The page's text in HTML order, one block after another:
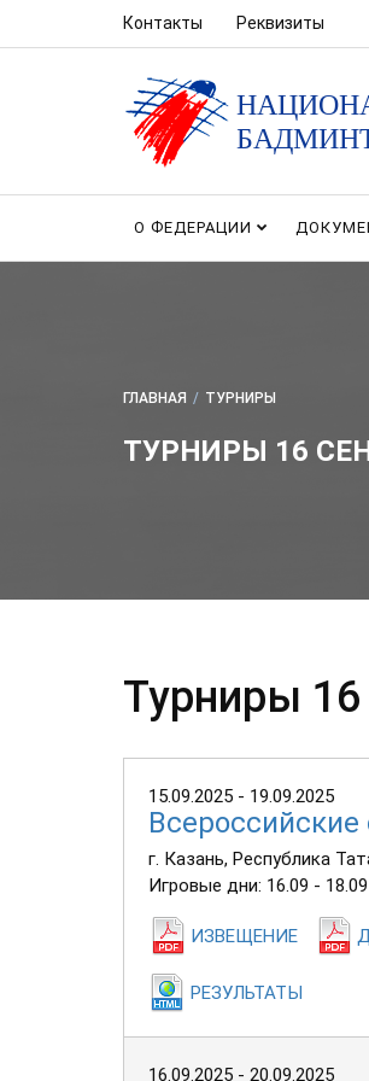
Контакты Реквизиты
О ФЕДЕРАЦИИ
ГЛАВНАЯ / ТУРНИРЫ
ТУРНИРЫ 16
Турниры 16
15.09.2025 - 19.09.2025
г. Казань, Республика
Игровые дни: 16.09 - 18.09
ИЗВЕЩЕНИЕ
РЕЗУЛЬТАТЫ
16.09.2025 - 20.09.2025